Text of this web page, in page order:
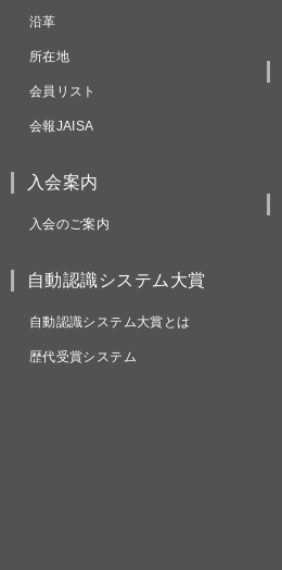
沿革
所在地
会員リスト
会報JAISA
入会案内
入会のご案内
自動認識システム大賞
自動認識システム大賞とは
歴代受賞システム